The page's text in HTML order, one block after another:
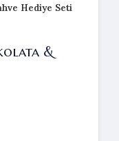
Hediye Seti
&